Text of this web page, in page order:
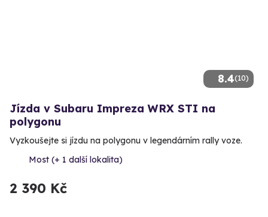
8.4(10)
Jízda v Subaru Impreza WRX STI na
polygonu
Vyzkoušejte si jízdu na polygonu v legendárním rally voze.
Most (+ 1 další lokalita)
2 390 Kč